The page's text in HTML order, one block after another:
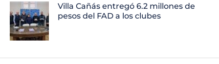
Villa Cañás entregó 6.2 millones de
pesos del FAD a los clubes